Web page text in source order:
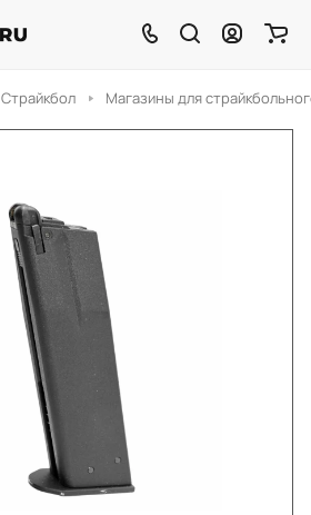
Страйкбол Магазины для